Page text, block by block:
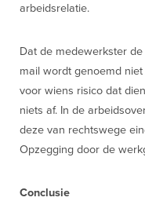
arbeidsrelatie.
Dat de medewerkster
mail wordt genoemd
voor wiens risico dat
niets af. In de
deze van rechtswege
Opzegging door de
Conclusie